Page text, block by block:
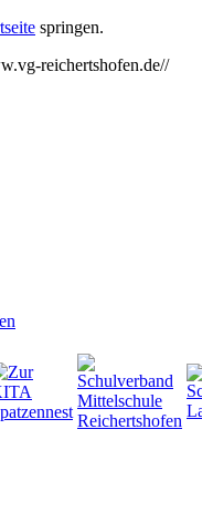
springen.
reichertshofen.de//